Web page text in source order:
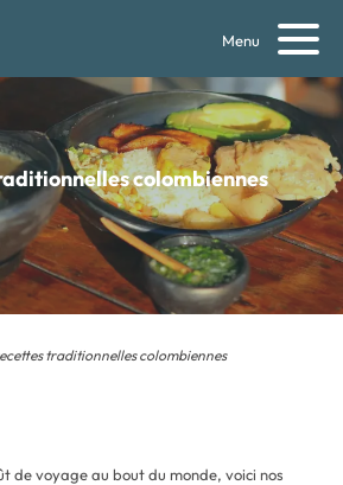
Menu
colombiennes
traditionnelles colombiennes
de voyage au bout du monde, voici nos